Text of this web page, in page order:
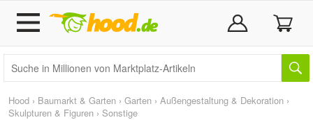
Hood › Baumarkt & Garten › Garten › Außengestaltung & Dekoration ›
Skulpturen & Figuren › Sonstige